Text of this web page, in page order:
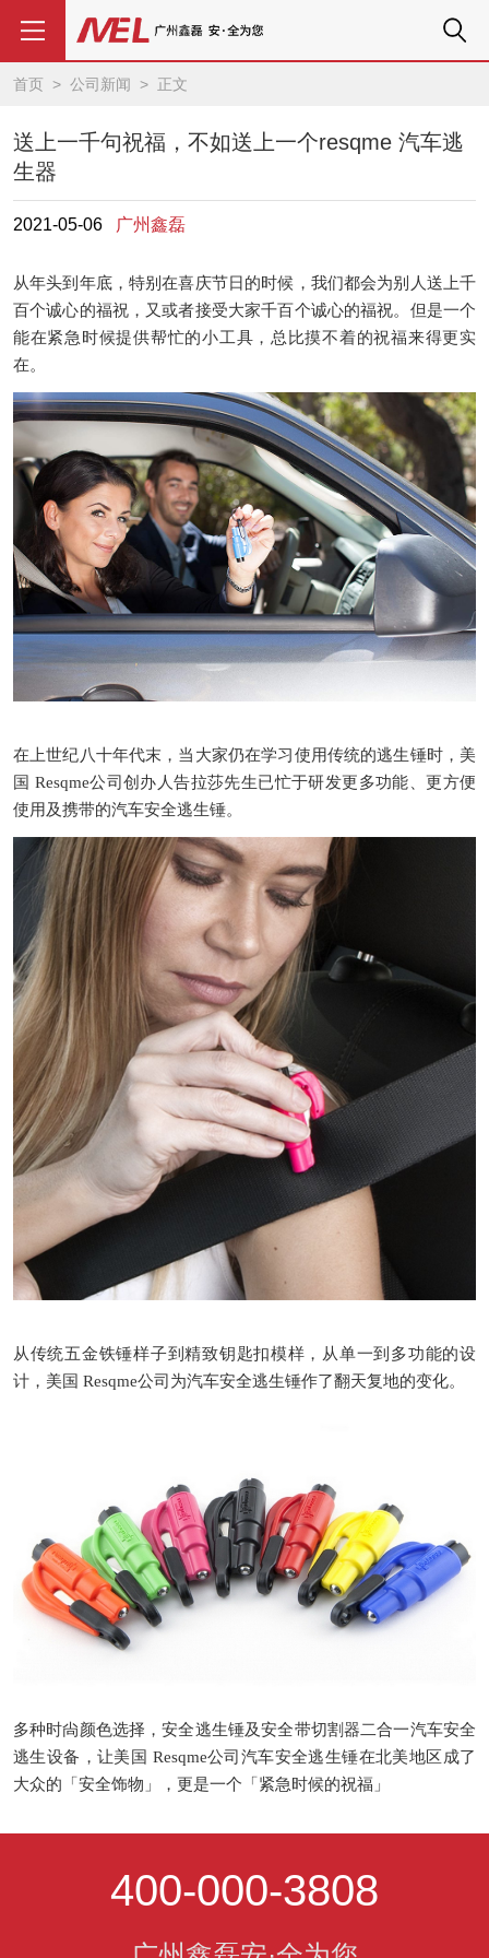
首页 > 公司新闻 > 正文
送上一千句祝福，不如送上一个resqme 汽车逃
生器
2021-05-06 广州鑫磊
从年头到年底，特别在喜庆节日的时候，我们都会为别人送上千
百个诚心的福祝，又或者接受大家千百个诚心的福祝。但是一个
能在紧急时候提供帮忙的小工具，总比摸不着的祝福来得更实
在。
在上世纪八十年代末，当大家仍在学习使用传统的逃生锤时， 美
国 Resqme公司创办人告拉莎先生已忙于研发更多功能、更方便
使用及携带的汽车安全逃生锤。
从传统五金铁锤样子到精致钥匙扣模样，从单一到多功能的设
计，美国 Resqme公司为汽车安全逃生锤作了翻天复地的变化。
多种时尙颜色选择，安全逃生锤及安全带切割器二合一汽车安全
逃生设备，让美国 Resqme公司汽车安全逃生锤在北美地区成了
大众的 「 安全饰物」，更是一个「紧急时候的祝福」
400-000-3808